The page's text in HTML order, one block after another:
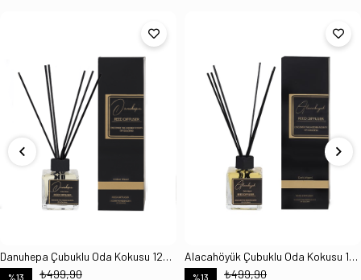
Danuhepa Çubuklu Oda Kokusu 120 Ml
%13
₺499,90
Alacahöyük Çubuklu Oda Kokusu 120 Ml
%13
₺499,90